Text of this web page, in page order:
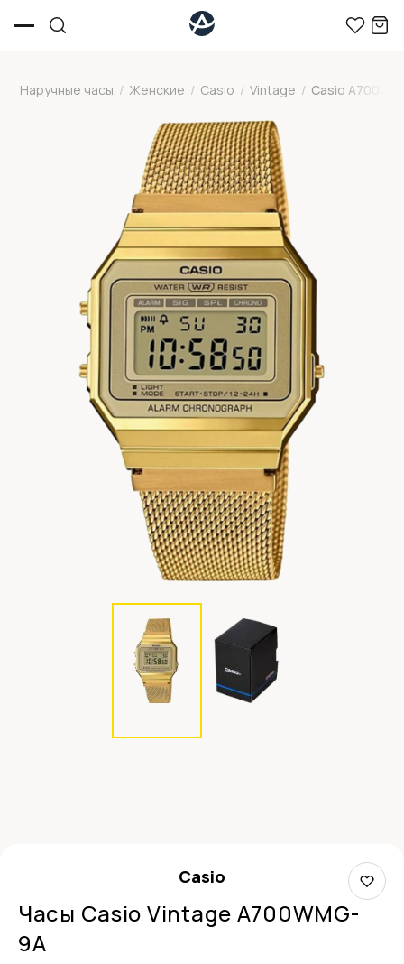
Наручные часы / Женские / Casio / Vintage / Casio
Casio
Часы Casio Vintage A700WMG-
9A